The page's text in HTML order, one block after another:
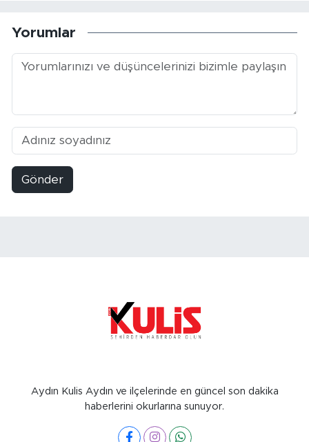
Yorumlar
Gönder
Aydın Kulis Aydın ve ilçelerinde en güncel son dakika
haberlerini okurlarına sunuyor.